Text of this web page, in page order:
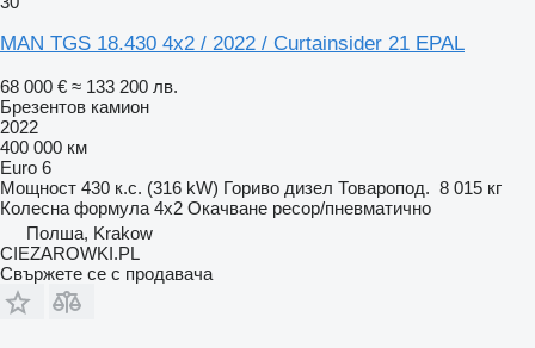
MAN TGS 18.430 4x2 / 2022 / Curtainsider 21 EPAL
68 000 € ≈ 133 200 лв.
Брезентов камион
2022
400 000 км
Euro 6
Мощност 430 к.с. (316 kW) Гориво дизел Товаропод. 8 015 кг
Колесна формула 4x2 Окачване ресор/пневматично
Полша, Krakow
CIEZAROWKI.PL
Свържете се с продавача